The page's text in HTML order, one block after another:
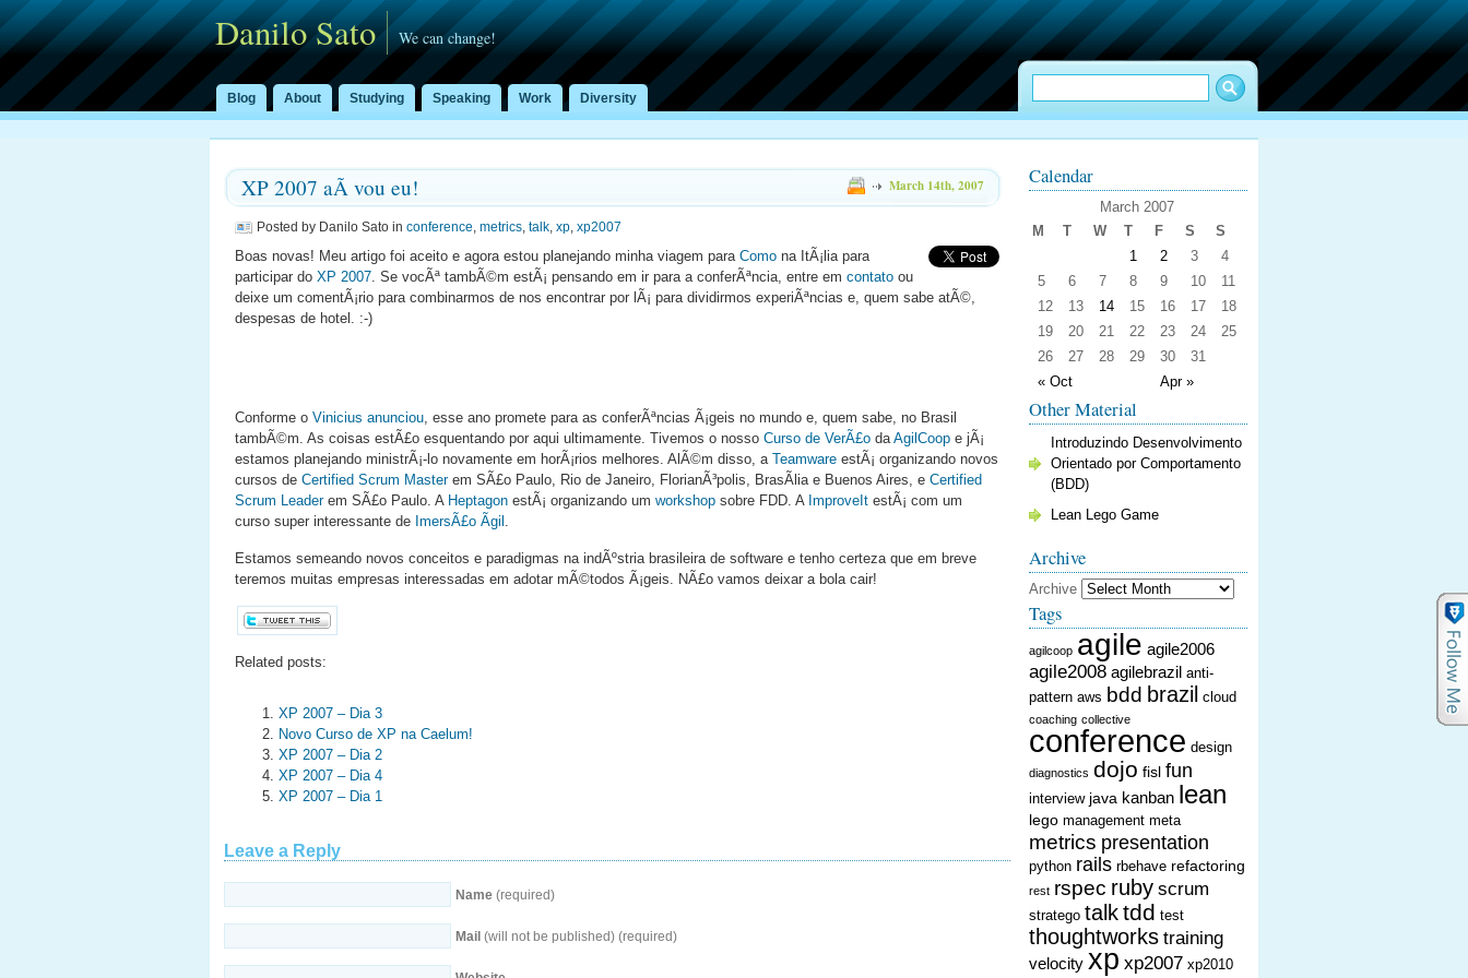
Danilo Sato We can change!
Blog About Studying Speaking Work Diversity
March 14th, 2007
XP 2007 aÃ­ vou eu!
Posted by Danilo Sato in conference, metrics, talk, xp, xp2007
Boas novas! Meu artigo foi aceito e agora estou planejando minha viagem para Como na ItÃ¡lia para
participar do XP 2007. Se vocÃª tambÃ©m estÃ¡ pensando em ir para a conferÃªncia, entre em contato ou
deixe um comentÃ¡rio para combinarmos de nos encontrar por lÃ¡ para dividirmos experiÃªncias e, quem sabe atÃ©,
despesas de hotel. :-)
Conforme o Vinicius anunciou, esse ano promete para as conferÃªncias Ã¡geis no mundo e, quem sabe, no Brasil
tambÃ©m. As coisas estÃ£o esquentando por aqui ultimamente. Tivemos o nosso Curso de VerÃ£o daAgilCoop e jÃ¡
estamos planejando ministrÃ¡-lo novamente em horÃ¡rios melhores. AlÃ©m disso, a Teamware estÃ¡ organizando novos
cursos de Certified Scrum Masterem SÃ£o Paulo, Rio de Janeiro, FlorianÃ³polis, BrasÃ­lia e Buenos Aires, e Certified
Scrum Leaderem SÃ£o Paulo. A Heptagon estÃ¡ organizando um workshop sobre FDD. A ImproveIt estÃ¡ com um
curso super interessante de ImersÃ£o Ãgil .
Estamos semeando novos conceitos e paradigmas na indÃºstria brasileira de software e tenho certeza que em breve
teremos muitas empresas interessadas em adotar mÃ©todos Ã¡geis. NÃ£o vamos deixar a bola cair!
Related posts:
XP 2007 – Dia 3
Novo Curso de XP na Caelum!
XP 2007 – Dia 2
XP 2007 – Dia 4
XP 2007 – Dia 1
Leave a Reply
Name (required)
Mail (will not be published) (required)
Calendar
March 2007
M
T W T F S S
« Oct Apr »
1 2 3
4
5
6 7 8 9 10
11
12
13 14 15 16 17
18
19
20 21 22 23 24
25
26
27 28 29 30 31
Other Material
Introduzindo Desenvolvimento
Orientado por Comportamento
(BDD)
Lean Lego Game
Archive
Archive
Tags
agilcoop agile agile2006
agile2008 agilebrazil anti-
pattern aws bdd brazil cloud
coaching collective
conference design
diagnostics dojo fisl fun
interview java kanban lean
lego management meta
metrics presentation
python rails rbehave refactoring
rest rspec ruby scrum
stratego talktdd test
thoughtworks training
velocity xp xp2007 xp2010